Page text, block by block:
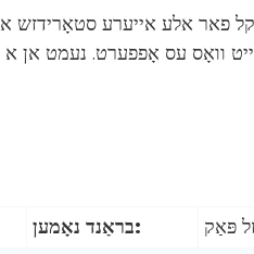
פאר אלע אייערע סטאָרידזש
בראַנד נאָמען: פּאַק